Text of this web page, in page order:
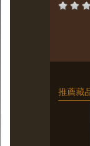
推薦藏